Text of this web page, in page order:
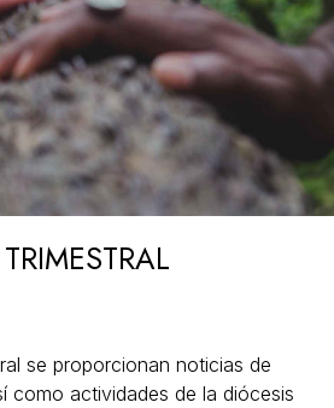
se proporcionan noticias de
como actividades de la diócesis